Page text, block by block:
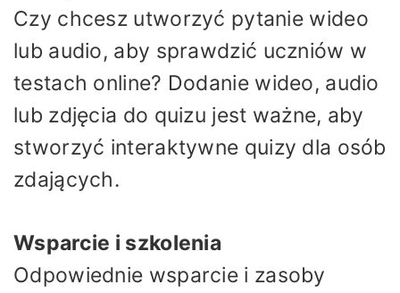
Czy chcesz utworzyć pytanie wideo
lub audio, aby sprawdzić uczniów w
testach online? Dodanie wideo, audio
lub zdjęcia do quizu jest ważne, aby
stworzyć interaktywne quizy dla osób
zdających.
Wsparcie i szkolenia
Odpowiednie wsparcie i zasoby